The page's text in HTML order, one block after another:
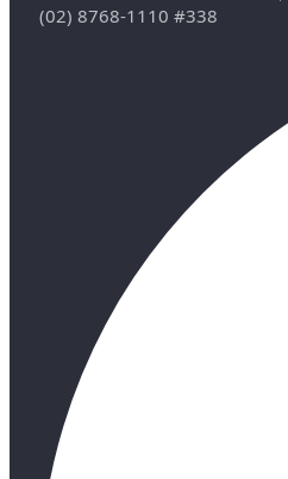
(02) 8768-1110 #338